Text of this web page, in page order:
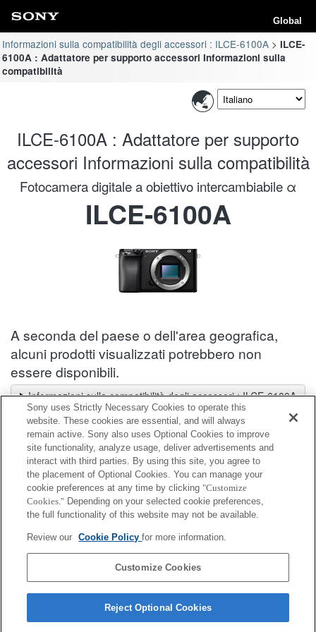
Global
Informazioni sulla compatibilità degli accessori : ILCE-6100A
ILCE-
6100A : Adattatore per supporto accessori Informazioni sulla
compatibilità
ILCE-6100A : Adattatore per supporto
accessori Informazioni sulla compatibilità
Fotocamera digitale a obiettivo intercambiabile α
ILCE-6100A
A seconda del paese o dell'area geografica,
alcuni prodotti visualizzati potrebbero non
essere disponibili.
Informazioni sulla compatibilità degli accessori : ILCE-6100A
Selettore obiettivi
Seleziona un obiettivo consigliato per le foto che desideri scattare
Adattatore per supporto accessori
Completamente compatibile
ADP-MAA
Sony uses Strictly Necessary Cookies to operate this
website. These cookies are essential, and will always
remain active. Sony also uses Optional Cookies to improve
site functionality, analyze usage, deliver advertisements and
interact with third parties. By using this site, you agree to
the placement of Optional Cookies. You can manage your
cookie preferences at any time by clicking "Customize
Cookies." Depending on your selected cookie preferences,
the full functionality of this website may not be available.
Review our Cookie Policyfor more information.
Customize Cookies
Reject Optional Cookies